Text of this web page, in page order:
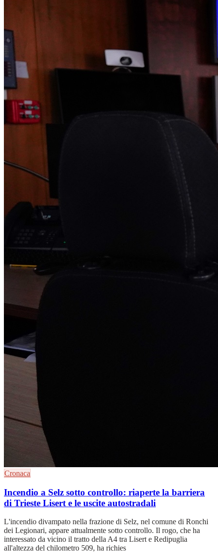
Cronaca
Incendio a Selz sotto controllo: riaperte la barriera
di Trieste Lisert e le uscite autostradali
L'incendio divampato nella frazione di Selz, nel comune di Ronchi
dei Legionari, appare attualmente sotto controllo. Il rogo, che ha
interessato da vicino il tratto della A4 tra Lisert e Redipuglia
all'altezza del chilometro 509, ha richies